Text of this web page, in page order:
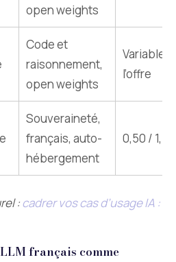
open weights
Code et
raisonnement,
open weights
Variable
l’offre
Souveraineté,
français, auto-
hébergement
0,50 /
:cadrer vos cas d’usage IA :
français comme